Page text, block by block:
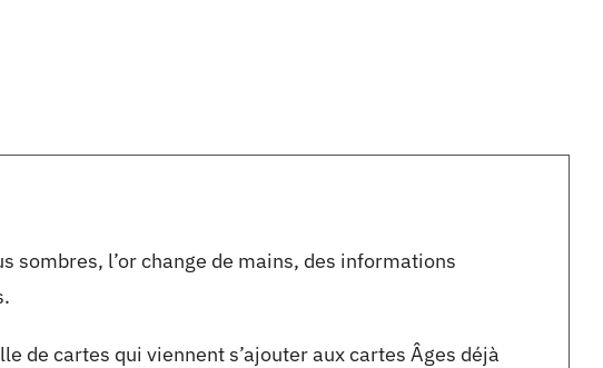
sombres, l’or change de mains, des informations
de cartes qui viennent s’ajouter aux cartes Âges déjà